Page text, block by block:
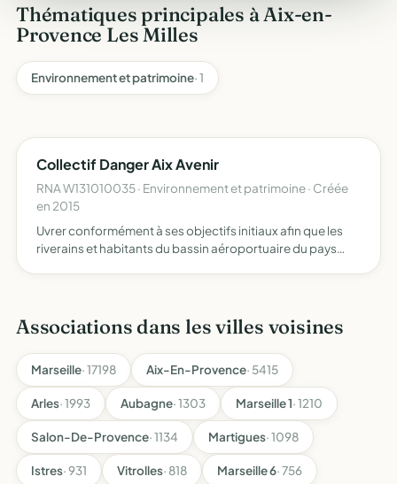
Thématiques principales à Aix-en-
Provence Les Milles
Environnement et patrimoine· 1
Collectif Danger Aix Avenir
RNA W131010035 · Environnement et patrimoine · Créée
en 2015
Uvrer conformément à ses objectifs initiaux afin que les
riverains et habitants du bassin aéroportuaire du pays
Associations dans les villes voisines
Marseille· 17198 Aix-En-Provence· 5415
Arles· 1993 Aubagne· 1303 Marseille 1· 1210
Salon-De-Provence· 1134 Martigues· 1098
Istres· 931 Vitrolles· 818 Marseille 6· 756